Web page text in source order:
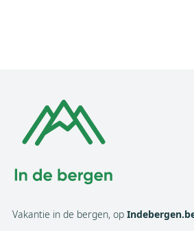
Vakantie in de bergen, op